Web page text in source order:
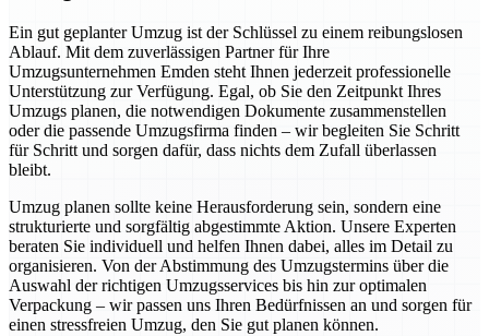
Ein gut geplanter Umzug ist der Schlüssel zu einem reibungslosen
Ablauf. Mit dem zuverlässigen Partner für Ihre
Umzugsunternehmen Emden steht Ihnen jederzeit professionelle
Unterstützung zur Verfügung. Egal, ob Sie den Zeitpunkt Ihres
Umzugs planen, die notwendigen Dokumente zusammenstellen
oder die passende Umzugsfirma finden – wir begleiten Sie Schritt
für Schritt und sorgen dafür, dass nichts dem Zufall überlassen
bleibt.
Umzug planen sollte keine Herausforderung sein, sondern eine
strukturierte und sorgfältig abgestimmte Aktion. Unsere Experten
beraten Sie individuell und helfen Ihnen dabei, alles im Detail zu
organisieren. Von der Abstimmung des Umzugstermins über die
Auswahl der richtigen Umzugsservices bis hin zur optimalen
Verpackung – wir passen uns Ihren Bedürfnissen an und sorgen für
einen stressfreien Umzug, den Sie gut planen können.